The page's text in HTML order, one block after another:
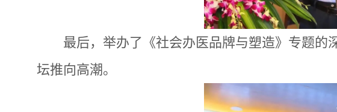
最后，举办了《社会办医品牌与塑造》专题
坛推向高潮。